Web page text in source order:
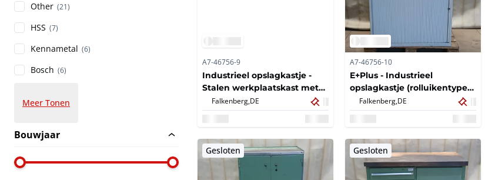
Other (21)
HSS (7)
Kennametal (6)
Bosch (6)
Meer Tonen
Bouwjaar
A7-46756-9
Industrieel opslagkastje -
Stalen werkplaatskast met
lades en inhoud
Falkenberg, DE
A7-46756-10
E+Plus - Industrieel
opslagkastje (rolluikentype) -
Stalen rolluikkast met
inhoud
Falkenberg, DE
Gesloten Gesloten